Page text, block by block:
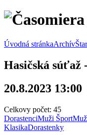
Úvodná stránkaArchív
Hasičská súťaž
20.8.2023 13:00
Celkovy počet: 45
DorastenciMuži Šport
KlasikaDorastenky